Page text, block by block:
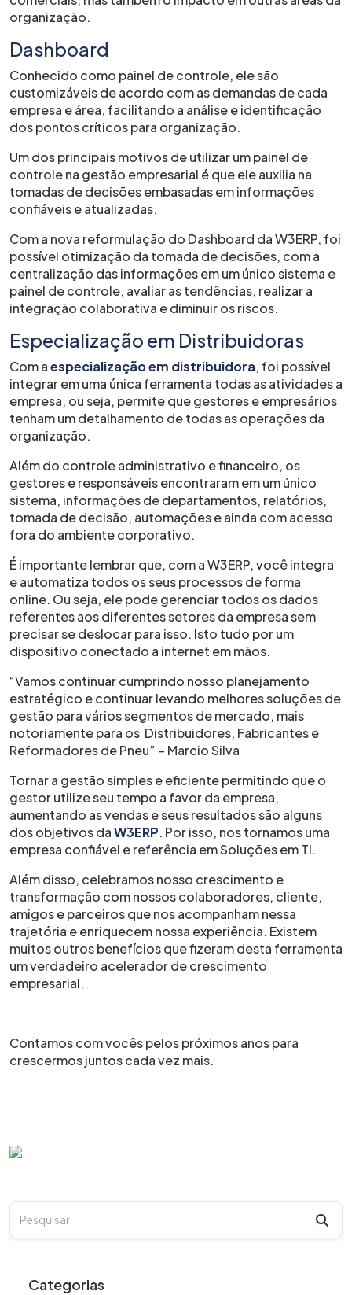
Categorias
organização.
Dashboard
Conhecido como painel de controle, ele são
customizáveis de acordo com as demandas de cada
empresa e área, facilitando a análise e identificação
dos pontos críticos para organização.
Um dos principais motivos de utilizar um painel de
controle na gestão empresarial é que ele auxilia na
tomadas de decisões embasadas em informações
confiáveis e atualizadas.
Com a nova reformulação do Dashboard da W3ERP, foi
possível otimização da tomada de decisões, com a
centralização das informações em um único sistema e
painel de controle, avaliar as tendências, realizar a
integração colaborativa e diminuir os riscos.
Especialização em Distribuidoras
Com aespecialização em distribuidora, foi possível
integrar em uma única ferramenta todas as atividades a
empresa, ou seja, permite que gestores e empresários
tenham um detalhamento de todas as operações da
organização.
Além do controle administrativo e financeiro, os
gestores e responsáveis encontraram em um único
sistema, informações de departamentos, relatórios,
tomada de decisão, automações e ainda com acesso
fora do ambiente corporativo.
É importante lembrar que, com a W3ERP, você integra
e automatiza todos os seus processos de forma
online. Ou seja, ele pode gerenciar todos os dados
referentes aos diferentes setores da empresa sem
precisar se deslocar para isso. Isto tudo por um
dispositivo conectado a internet em mãos.
“Vamos continuar cumprindo nosso planejamento
estratégico e continuar levando melhores soluções de
gestão para vários segmentos de mercado, mais
notoriamente para os Distribuidores, Fabricantes e
Reformadores de Pneu” – Marcio Silva
Tornar a gestão simples e eficiente permitindo que o
gestor utilize seu tempo a favor da empresa,
aumentando as vendas e seus resultados são alguns
dos objetivos daW3ERP. Por isso, nos tornamos uma
empresa confiável e referência em Soluções em TI.
Além disso, celebramos nosso crescimento e
transformação com nossos colaboradores, cliente,
amigos e parceiros que nos acompanham nessa
trajetória e enriquecem nossa experiência. Existem
muitos outros benefícios que fizeram desta ferramenta
um verdadeiro acelerador de crescimento
empresarial.
Contamos com vocês pelos próximos anos para
crescermos juntos cada vez mais.